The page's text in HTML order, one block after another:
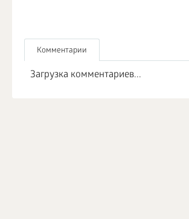
Комментарии
Загрузка комментариев...